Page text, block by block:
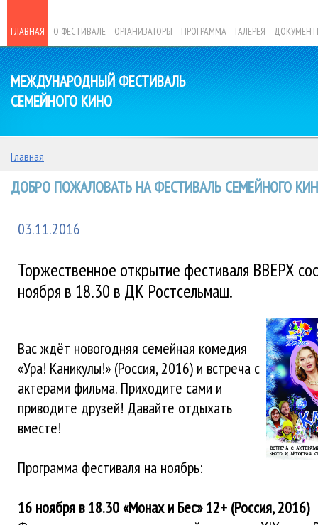
ГЛАВНАЯ О ФЕСТИВАЛЕ ОРГАНИЗАТОРЫ ПРОГРАММА ГАЛЕРЕЯ
МЕЖДУНАРОДНЫЙ ФЕСТИВАЛЬ
СЕМЕЙНОГО КИНО
Главная
ДОБРО ПОЖАЛОВАТЬ НА ФЕСТИВАЛЬ СЕМЕЙНОГО
03.11.2016
Торжественное открытие фестиваля ВВЕРХ
ноября в 18.30 в ДК Ростсельмаш.
Вас ждёт новогодняя семейная комедия
«Ура! Каникулы!» (Россия, 2016) и встреча с
актерами фильма. Приходите сами и
приводите друзей! Давайте отдыхать
вместе!
Программа фестиваля на ноябрь:
16 ноября в 18.30 «Монах и Бес» 12+ (Россия, 2016)